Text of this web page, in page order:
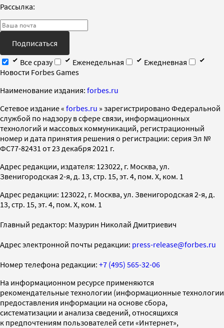
Рассылка:
Подписаться
Все сразу
Еженедельная
Ежедневная
Новости Forbes Games
Наименование издания: forbes.ru
Cетевое издание « forbes.ru » зарегистрировано Федеральной
службой по надзору в сфере связи, информационных
технологий и массовых коммуникаций, регистрационный
номер и дата принятия решения о регистрации: серия Эл №
ФС77-82431 от 23 декабря 2021 г.
Адрес редакции, издателя: 123022, г. Москва, ул.
Звенигородская 2-я, д. 13, стр. 15, эт. 4, пом. X, ком. 1
Адрес редакции: 123022, г. Москва, ул. Звенигородская 2-я, д.
13, стр. 15, эт. 4, пом. X, ком. 1
Главный редактор: Мазурин Николай Дмитриевич
Адрес электронной почты редакции: press-release@forbes.ru
Номер телефона редакции: +7 (495) 565-32-06
На информационном ресурсе применяются
рекомендательные технологии (информационные технологии
предоставления информации на основе сбора,
систематизации и анализа сведений, относящихся
к предпочтениям пользователей сети «Интернет»,